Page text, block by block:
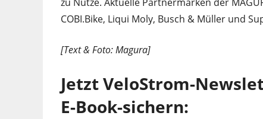
COBI.Bike, Liqui Moly, Busch & Müller und
[Text & Foto: Magura]
Jetzt VeloStrom-
E-Book-sichern: